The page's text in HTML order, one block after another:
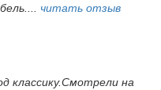
читать отзыв
классику.Смотрели на